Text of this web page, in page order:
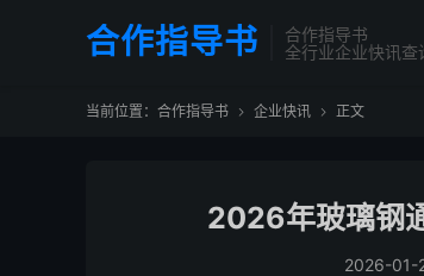
合作指导书
合作指导书
全行业企业快讯查
当前位置： 合作指导书  企业快讯  正文
2026年玻璃钢
2026-01-